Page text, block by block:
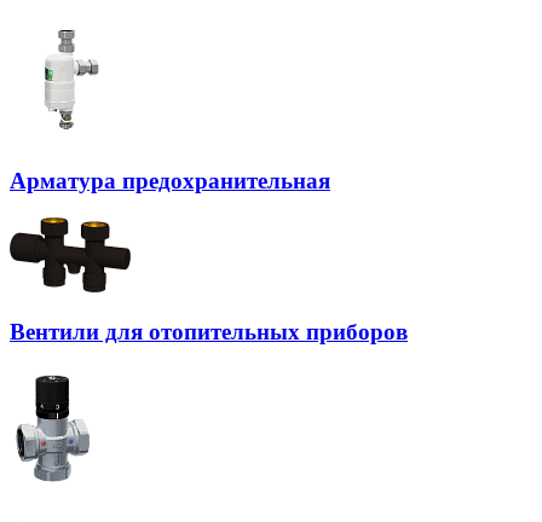
Арматура предохранительная
Вентили для отопительных приборов